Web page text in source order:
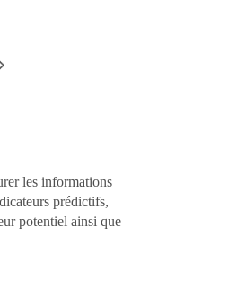
les informations
prédictifs,
potentiel ainsi que